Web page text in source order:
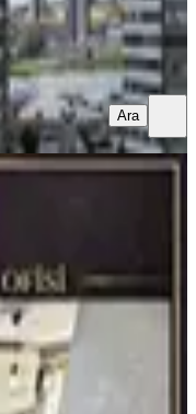
Şimal Tekin
Ara
Elit Yerde Ara
Daire
09.08.2026